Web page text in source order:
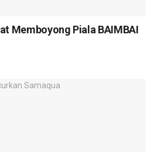
Memboyong Piala BAIMBAI